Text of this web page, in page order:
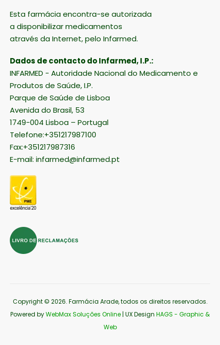
Esta farmácia encontra-se autorizada
a disponibilizar medicamentos
através da Internet, pelo Infarmed.
Dados de contacto do Infarmed, I.P.:
INFARMED - Autoridade Nacional do Medicamento e
Produtos de Saúde, I.P.
Parque de Saúde de Lisboa
Avenida do Brasil, 53
1749-004 Lisboa – Portugal
Telefone:+351217987100
Fax:+351217987316
E-mail: infarmed@infarmed.pt
Copyright © 2026. Farmácia Arade, todos os direitos reservados.
Powered byWebMax Soluções Online | UX Design HAGS - Graphic &
Web